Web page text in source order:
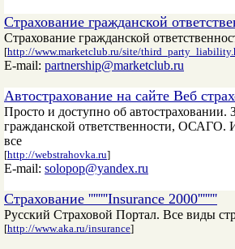
Страхование гражданской
Страхование гражданской
[http://www.marketclub.ru/site/
E-mail: partnership@marketclub.ru
Автострахование на сайте Веб
Просто и доступно об автостраховании.
гражданской ответственности, ОСАГО.
все
[http://webstrahovka.ru]
E-mail: solopop@yandex.ru
Страхование ''''''''Insurance 2000''''''''
Русский Страховой Портал. Все виды
[http://www.aka.ru/insurance]